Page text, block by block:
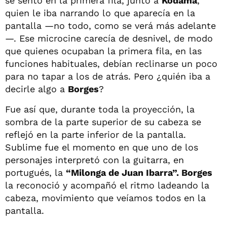
quien le iba narrando lo que aparecía en la
pantalla —no todo, como se verá más adelante
—. Ese microcine carecía de desnivel, de modo
que quienes ocupaban la primera fila, en las
funciones habituales, debían reclinarse un poco
para no tapar a los de atrás. Pero ¿quién iba a
decirle algo a Borges?
Fue así que, durante toda la proyección, la
sombra de la parte superior de su cabeza se
reflejó en la parte inferior de la pantalla.
Sublime fue el momento en que uno de los
personajes interpretó con la guitarra, en
portugués, la “Milonga de Juan Ibarra”. Borges
la reconoció y acompañó el ritmo ladeando la
cabeza, movimiento que veíamos todos en la
pantalla.